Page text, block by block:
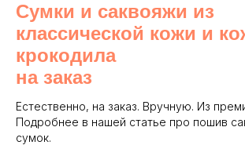
Сумки и саквояжи из
классической кожи и
крокодила
на заказ
Естественно, на заказ. Вручную. Из
Подробнее в нашей статье про пошив
сумок.